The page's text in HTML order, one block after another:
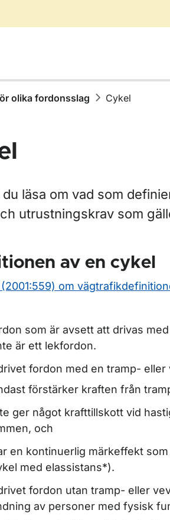
olika fordonsslag Cykel
köpa eller sälja fordon
och avgifter
och ägaruppgifter
för olika fordonsslag
lastbil och buss
du läsa om vad som
utrustningskrav som
av en cykel
(2001:559) om
som är avsett att drivas
är ett lekfordon.
fordon med en tramp-
förstärker kraften från
ger något krafttillskott vid
och
en kontinuerlig märkeffekt
med elassistans*).
fordon utan tramp- eller
av personer med fysisk